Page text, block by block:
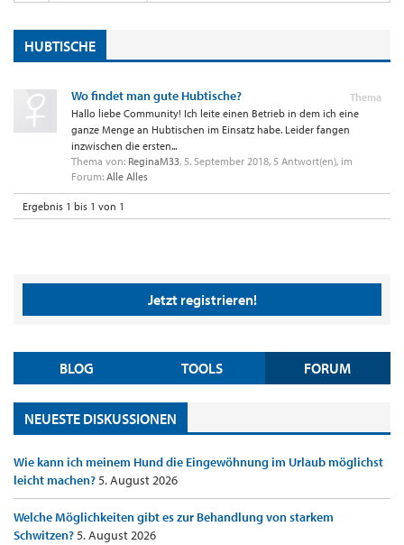
HUBTISCHE
Thema
Wo findet man gute Hubtische?
Hallo liebe Community! Ich leite einen Betrieb in dem ich eine
ganze Menge an Hubtischen im Einsatz habe. Leider fangen
inzwischen die ersten...
Thema von: ReginaM33, 5. September 2018, 5 Antwort(en), im
Forum: Alle Alles
Ergebnis 1 bis 1 von 1
Jetzt registrieren!
BLOG TOOLS FORUM
NEUESTE DISKUSSIONEN
Wie kann ich meinem Hund die Eingewöhnung im Urlaub möglichst
leicht machen?5. August 2026
Welche Möglichkeiten gibt es zur Behandlung von starkem
Schwitzen?5. August 2026